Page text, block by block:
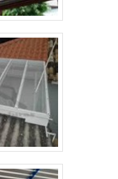
soluções em
empresa conta com
como desenvolve
mais solicitando um